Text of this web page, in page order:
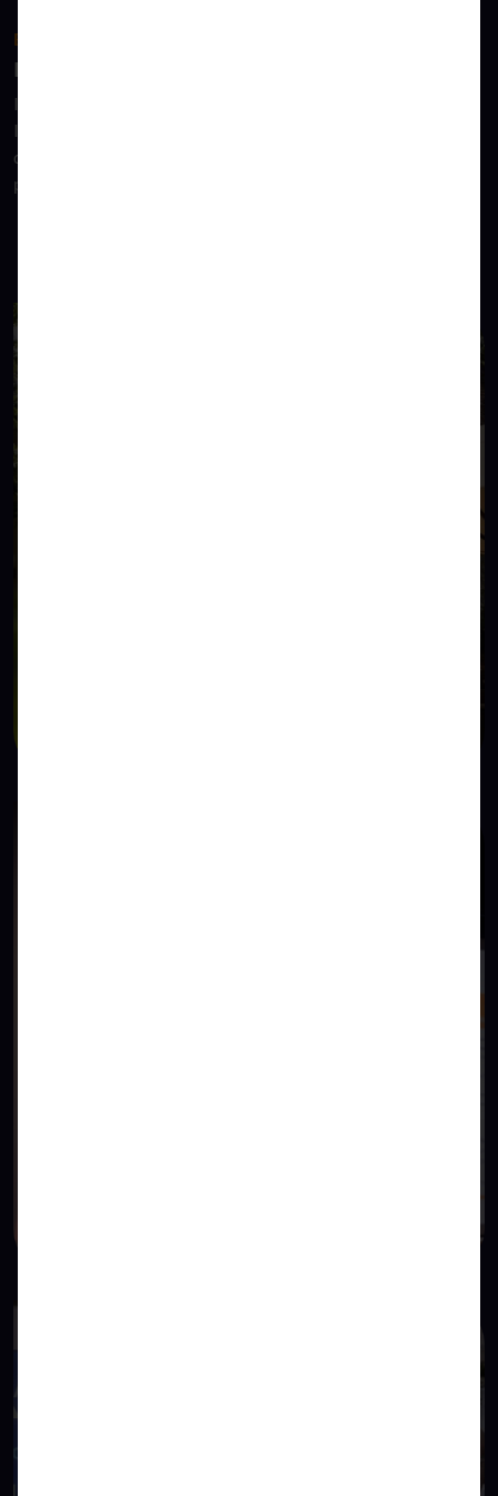
EIN BLICK ZURÜCK
Impressionen des Tages
In unserer Galerie haben wir Ihnen eine Auswahl an
Impressionen zur Verfügung gestellt. Klicken Sie sich durch
die Bildergalerie und lassen Sie den Tag noch einmal Revue
passieren.